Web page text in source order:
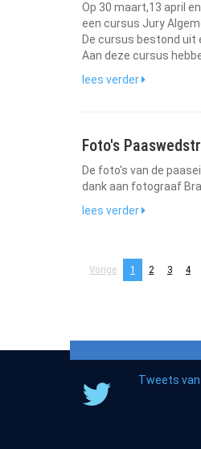
Op 30 maart,13 april
een cursus Jury
De cursus bestond uit
Aan deze cursus
lees verder
Foto's
De foto's van de
dank aan fotograaf
lees verder
Vorige 1 2 3 4
Tweets